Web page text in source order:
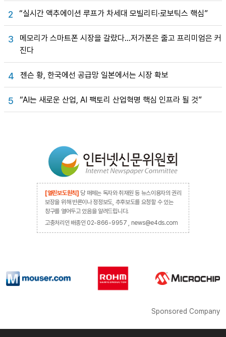
2 “실시간 액추에이션 루프가 차세대 모빌리티·로보틱스 핵심”
3
메모리가 스마트폰 시장을 갈랐다…저가폰은 줄고 프리미엄은 커
진다
4 젠슨 황, 한국에선 공급망 일본에서는 시장 확보
5 “AI는 새로운 산업, AI 팩토리 산업혁명 핵심 인프라 될 것”
[열린보도원칙] 당 매체는 독자와 취재원 등 뉴스이용자의 권리
보장을 위해 반론이나 정정보도, 추후보도를 요청할 수 있는
창구를 열어두고 있음을 알려드립니다.
고충처리인 배종인 02-866-9957 , news@e4ds.com
Sponsored Company